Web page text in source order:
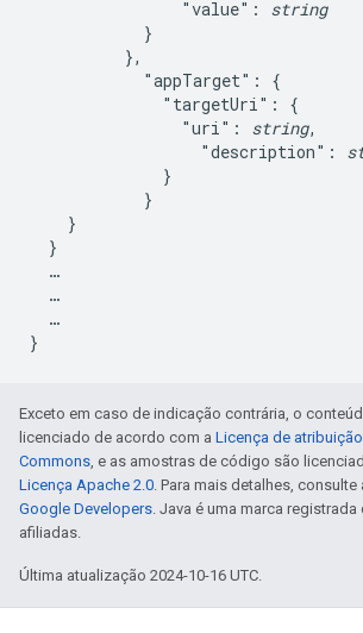
                "value":
string
            }
          },
            "appTarget": {
              "targetUri": {
                "uri":
string,
                  "description":
              }
            }
    }
  }
  …
  …
  …
Exceto em caso de indicação contrária, o
licenciado de acordo com a Licença de
Commons, e as amostras de código são
Licença Apache 2.0. Para mais detalhes, consulte
Google Developers. Java é uma marca registrada
afiliadas.
Última atualização 2024-10-16 UTC.